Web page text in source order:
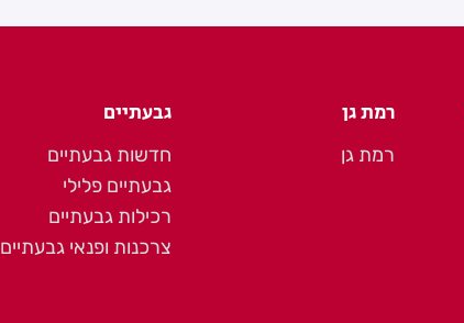
רמת גן
רמת גן
גבעתיים
חדשות גבעתיים
גבעתיים פלילי
רכילות גבעתיים
צרכנות ופנאי גבעתיים